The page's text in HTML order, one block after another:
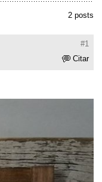
2 posts
#1
Citar